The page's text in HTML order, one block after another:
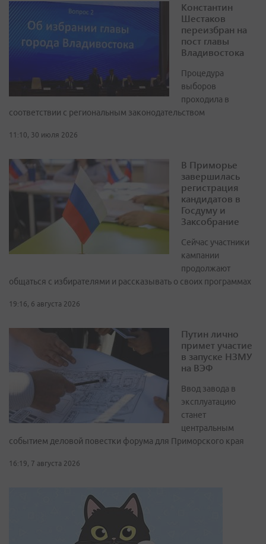
Константин
Шестаков
переизбран на
пост главы
Владивостока
Процедура
выборов
проходила в
соответствии с региональным законодательством
11:10, 30 июля 2026
В Приморье
завершилась
регистрация
кандидатов в
Госдуму и
Заксобрание
Сейчас участники
кампании
продолжают
общаться с избирателями и рассказывать о своих программах
19:16, 6 августа 2026
Путин лично
примет участие
в запуске НЗМУ
на ВЭФ
Ввод завода в
эксплуатацию
станет
центральным
событием деловой повестки форума для Приморского края
16:19, 7 августа 2026